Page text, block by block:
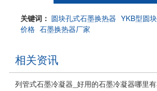
关键词： 圆块孔式石墨换热器 YKB型圆
价格 石墨换热器厂家
相关资讯
列管式石墨冷凝器_好用的石墨冷凝器哪里